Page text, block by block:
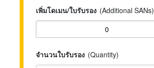
เพิ่มโดเมน/ใบรับรอง (Additional SANs)
จำนวนใบรับรอง (Quantity)